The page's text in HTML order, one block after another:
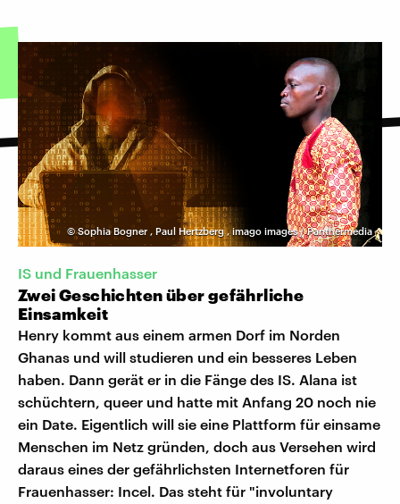
©Sophia Bogner , Paul Hertzberg,imago images / Panthermedia
IS und Frauenhasser
Zwei Geschichten über gefährliche
Einsamkeit
Henry kommt aus einem armen Dorf im Norden
Ghanas und will studieren und ein besseres Leben
haben. Dann gerät er in die Fänge des IS. Alana ist
schüchtern, queer und hatte mit Anfang 20 noch nie
ein Date. Eigentlich will sie eine Plattform für einsame
Menschen im Netz gründen, doch aus Versehen wird
daraus eines der gefährlichsten Internetforen für
Frauenhasser: Incel. Das steht für "involuntary